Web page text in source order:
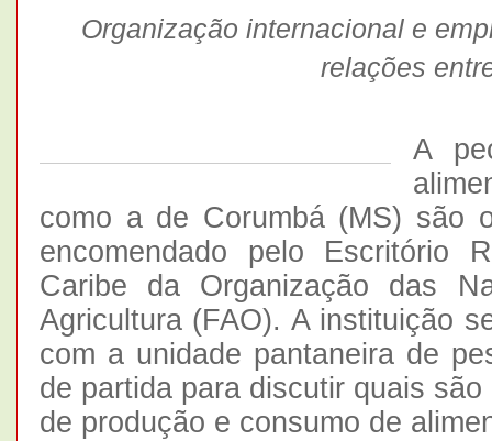
Organização internacional e
relações
A
como a de Corumbá (MS) são
encomendado pelo Escritório
Caribe da Organização das
Agricultura (FAO). A instituição
com a unidade pantaneira de
de partida para discutir quais
de produção e consumo de